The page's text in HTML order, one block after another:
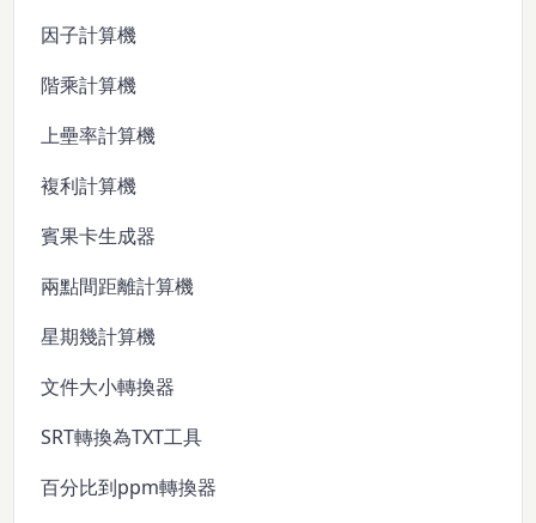
因子計算機
階乘計算機
上壘率計算機
複利計算機
賓果卡生成器
兩點間距離計算機
星期幾計算機
文件大小轉換器
SRT轉換為TXT工具
百分比到ppm轉換器